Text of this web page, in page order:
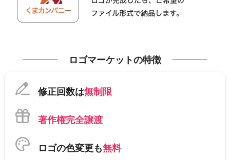
ロゴマーケットの特徴
修正回数は無制限
著作権完全譲渡
ロゴの色変更も無料